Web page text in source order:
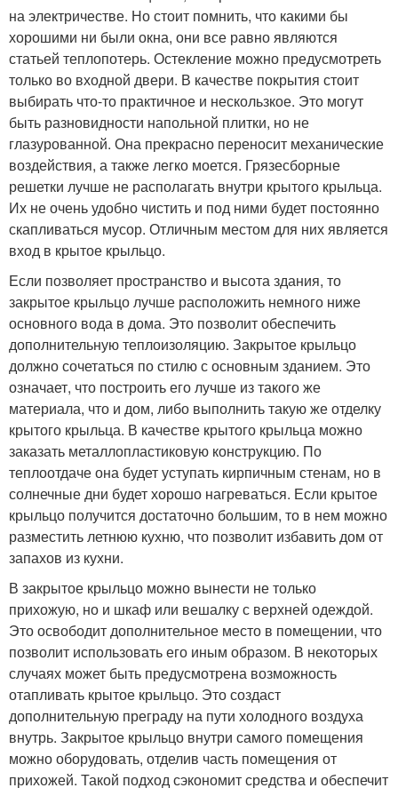
на электричестве. Но стоит помнить, что какими бы
хорошими ни были окна, они все равно являются
статьей теплопотерь. Остекление можно предусмотреть
только во входной двери. В качестве покрытия стоит
выбирать что-то практичное и нескользкое. Это могут
быть разновидности напольной плитки, но не
глазурованной. Она прекрасно переносит механические
воздействия, а также легко моется. Грязесборные
решетки лучше не располагать внутри крытого крыльца.
Их не очень удобно чистить и под ними будет постоянно
скапливаться мусор. Отличным местом для них является
вход в крытое крыльцо.
Если позволяет пространство и высота здания, то
закрытое крыльцо лучше расположить немного ниже
основного вода в дома. Это позволит обеспечить
дополнительную теплоизоляцию. Закрытое крыльцо
должно сочетаться по стилю с основным зданием. Это
означает, что построить его лучше из такого же
материала, что и дом, либо выполнить такую же отделку
крытого крыльца. В качестве крытого крыльца можно
заказать металлопластиковую конструкцию. По
теплоотдаче она будет уступать кирпичным стенам, но в
солнечные дни будет хорошо нагреваться. Если крытое
крыльцо получится достаточно большим, то в нем можно
разместить летнюю кухню, что позволит избавить дом от
запахов из кухни.
В закрытое крыльцо можно вынести не только
прихожую, но и шкаф или вешалку с верхней одеждой.
Это освободит дополнительное место в помещении, что
позволит использовать его иным образом. В некоторых
случаях может быть предусмотрена возможность
отапливать крытое крыльцо. Это создаст
дополнительную преграду на пути холодного воздуха
внутрь. Закрытое крыльцо внутри самого помещения
можно оборудовать, отделив часть помещения от
прихожей. Такой подход сэкономит средства и обеспечит